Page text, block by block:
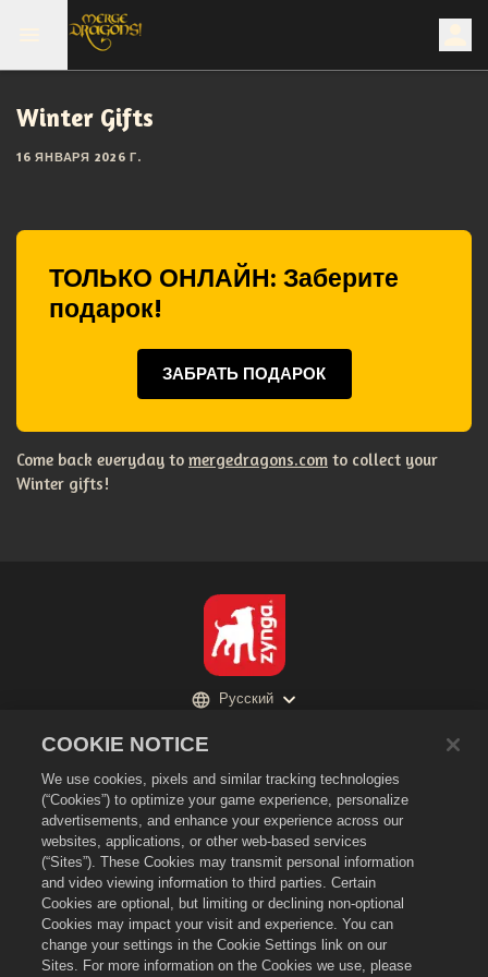
Winter Gifts
16 ЯНВАРЯ 2026 Г.
ТОЛЬКО ОНЛАЙН: Заберите
подарок!
ЗАБРАТЬ ПОДАРОК
Come back everyday to mergedragons.com to collect your
Winter gifts!
Не продавайте и не раскрывайте мою личную информацию третьим
лицам
Политика в отношении файлов cookie
Политика возврата
Поддержка магазина
Поддержка игры
Настройки файлов cookie
Русский
COOKIE NOTICE
We use cookies, pixels and similar tracking technologies
(“Cookies”) to optimize your game experience, personalize
advertisements, and enhance your experience across our
websites, applications, or other web-based services
(“Sites”). These Cookies may transmit personal information
and video viewing information to third parties. Certain
Cookies are optional, but limiting or declining non-optional
Cookies may impact your visit and experience. You can
change your settings in the Cookie Settings link on our
Sites. For more information on the Cookies we use, please